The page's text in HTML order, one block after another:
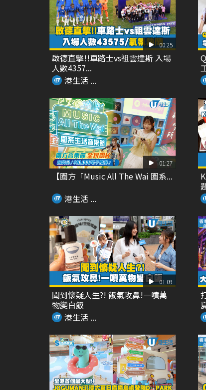
00:25
啟德直擊!!車路士vs祖雲達斯 入場
人數4357...
港生活 ...
01:27
【圍方「Music All The Wai 圍系...
港生活 ...
01:09
聞到懷疑人生?! 飯氣攻鼻!一噴萬
物變白飯
港生活 ...